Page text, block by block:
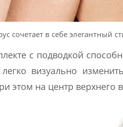
сочетает в себе элегантный
с подводкой
визуально
этом на центр верхнего